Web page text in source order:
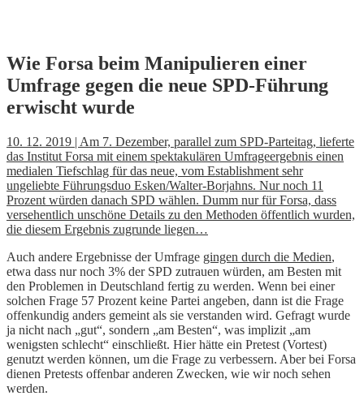
Skip
to
content
Wie Forsa beim Manipulieren einer
Umfrage gegen die neue SPD-Führung
erwischt wurde
10. 12. 2019 | Am 7. Dezember, parallel zum SPD-Parteitag, lieferte
das Institut Forsa mit einem spektakulären Umfrageergebnis einen
medialen Tiefschlag für das neue, vom Establishment sehr
ungeliebte Führungsduo Esken/Walter-Borjahns. Nur noch 11
Prozent würden danach SPD wählen. Dumm nur für Forsa, dass
versehentlich unschöne Details zu den Methoden öffentlich wurden,
die diesem Ergebnis zugrunde liegen…
Auch andere Ergebnisse der Umfrage gingen durch die Medien,
etwa dass nur noch 3% der SPD zutrauen würden, am Besten mit
den Problemen in Deutschland fertig zu werden. Wenn bei einer
solchen Frage 57 Prozent keine Partei angeben, dann ist die Frage
offenkundig anders gemeint als sie verstanden wird. Gefragt wurde
ja nicht nach „gut“, sondern „am Besten“, was implizit „am
wenigsten schlecht“ einschließt. Hier hätte ein Pretest (Vortest)
genutzt werden können, um die Frage zu verbessern. Aber bei Forsa
dienen Pretests offenbar anderen Zwecken, wie wir noch sehen
werden.